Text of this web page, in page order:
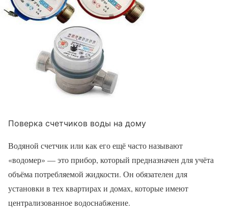
Поверка счетчиков воды на дому
Водяной счетчик или как его ещё часто называют
«водомер» — это прибор, который предназначен для учёта
объёма потребляемой жидкости. Он обязателен для
установки в тех квартирах и домах, которые имеют
централизованное водоснабжение.